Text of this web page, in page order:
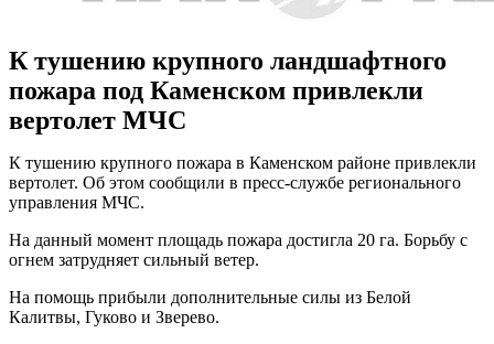
К тушению крупного ландшафтного
пожара под Каменском привлекли
вертолет МЧС
К тушению крупного пожара в Каменском районе привлекли
вертолет. Об этом сообщили в пресс-службе регионального
управления МЧС.
На данный момент площадь пожара достигла 20 га. Борьбу с
огнем затрудняет сильный ветер.
На помощь прибыли дополнительные силы из Белой
Калитвы, Гуково и Зверево.